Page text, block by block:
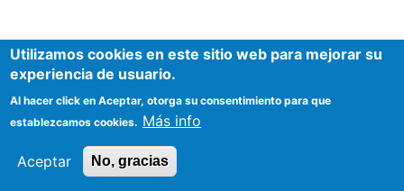
Utilizamos cookies en este sitio web para mejorar su
experiencia de usuario.
Al hacer click en Aceptar, otorga su consentimiento para que
establezcamos cookies. Más info
Aceptar No, gracias